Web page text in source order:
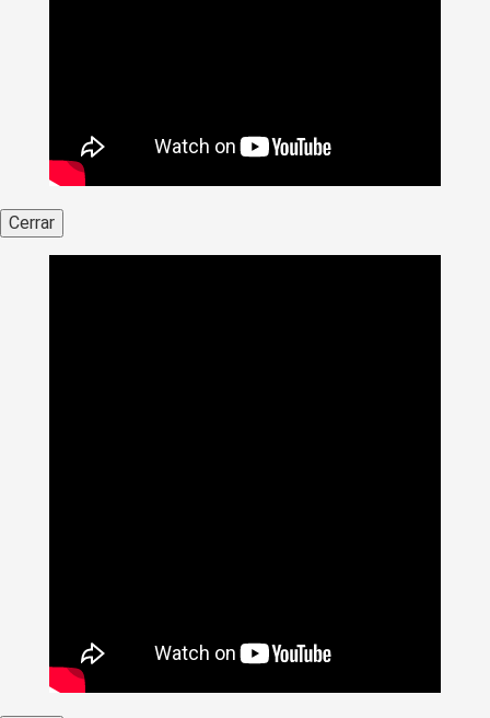
Cerrar